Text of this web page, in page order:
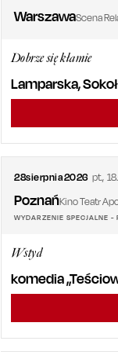
WarszawaScena
Dobrze się kłamie
Lamparska,
28sierpnia2026 pt.,
PoznańKino Teatr
WYDARZENIE SPECJALNE -
Wstyd
komedia